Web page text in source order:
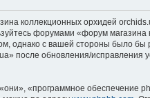
коллекционных орхидей
форумами «форум
однако с вашей стороны было бы
после обновления/исправления
«программное обеспечение